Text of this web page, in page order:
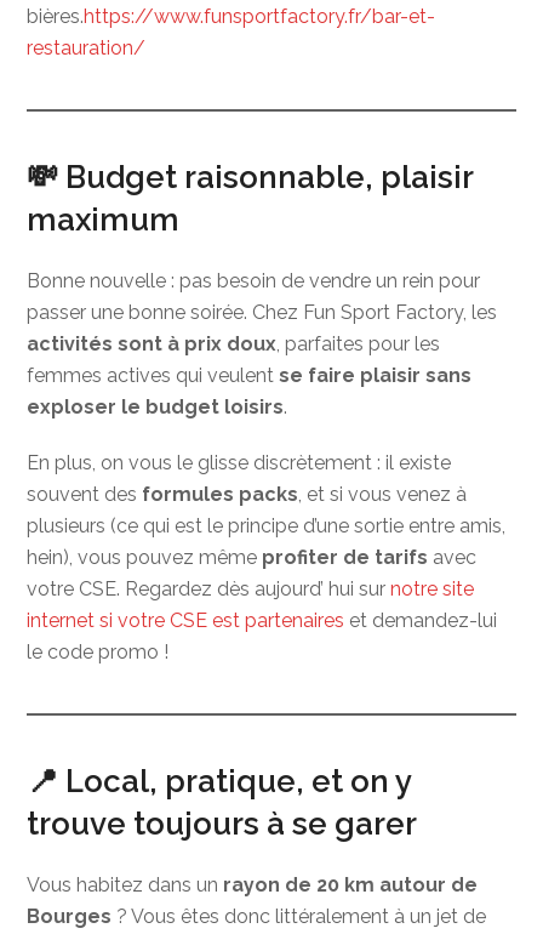
bières.https://www.funsportfactory.fr/bar-et-
restauration/
💸 Budget raisonnable, plaisir
maximum
Bonne nouvelle : pas besoin de vendre un rein pour
passer une bonne soirée. Chez Fun Sport Factory, les
activités sont à prix doux, parfaites pour les
femmes actives qui veulentse faire plaisir sans
exploser le budget loisirs.
En plus, on vous le glisse discrètement : il existe
souvent des formules packs, et si vous venez à
plusieurs (ce qui est le principe d’une sortie entre amis,
hein), vous pouvez même profiter de tarifs avec
votre CSE. Regardez dès aujourd’ hui surnotre site
internet si votre CSE est partenaires et demandez-lui
le code promo !
📍 Local, pratique, et on y
trouve toujours à se garer
Vous habitez dans un rayon de 20 km autour de
Bourges ? Vous êtes donc littéralement à un jet de